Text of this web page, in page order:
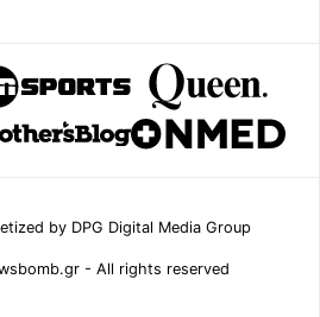
by DPG Digital Media Group
- All rights reserved